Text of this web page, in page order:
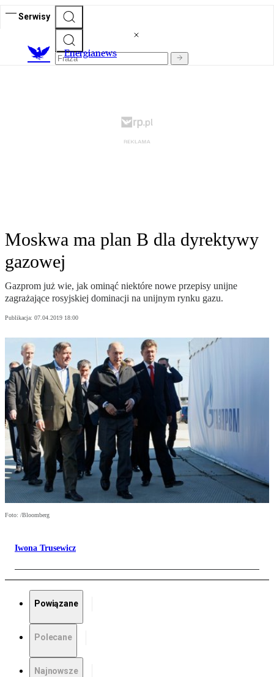
Serwisy
Energianews
Moskwa ma plan B dla dyrektywy
gazowej
Gazprom już wie, jak ominąć niektóre nowe przepisy unijne
zagrażające rosyjskiej dominacji na unijnym rynku gazu.
Publikacja: 07.04.2019 18:00
Foto: /Bloomberg
Iwona Trusewicz
Powiązane
Polecane
Najnowsze